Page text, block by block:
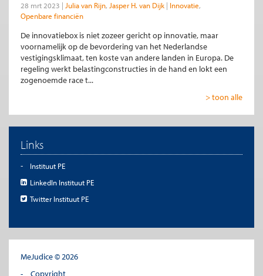
28 mrt 2023 Julia van Rijn Jasper H. van Dijk
Innovatie
Openbare financiën
De innovatiebox is niet zozeer gericht op innovatie, maar
voornamelijk op de bevordering van het Nederlandse
vestigingsklimaat, ten koste van andere landen in Europa. De
regeling werkt belastingconstructies in de hand en lokt een
zogenoemde race t...
> toon alle
Links
Instituut PE
LinkedIn Instituut PE
Twitter Instituut PE
MeJudice © 2026
Copyright